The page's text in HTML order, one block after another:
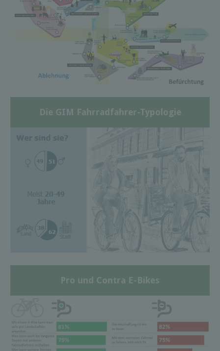
Die GIM Fahrradfahrer-Typologie
Pro und Contra E-Bikes